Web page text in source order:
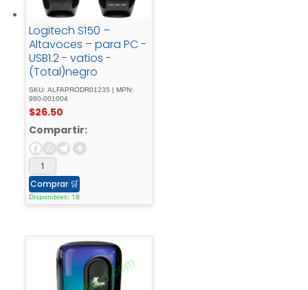
Logitech S150 –
Altavoces – para PC -
USB1.2 - vatios -
(Total)negro
SKU: ALFAPRODR01235 | MPN:
980-001004
$26.50
Compartir:
Comprar 🛒
Disponibles: 18